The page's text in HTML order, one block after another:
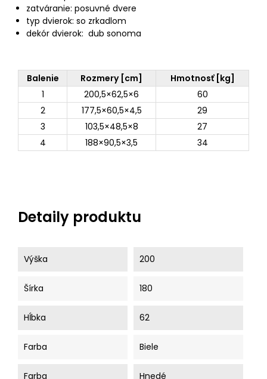
zatváranie: posuvné dvere
typ dvierok: so zrkadlom
dekór dvierok: dub sonoma
Balenie Rozmery [cm]
Hmotnosť [kg]
1
200,5×62,5×6
60
2
177,5×60,5×4,5
29
3
103,5×48,5×8
27
4
188×90,5×3,5 34
Detaily produktu
Výška 200
Šírka 180
Hĺbka 62
Farba Biele
Farba Hnedé